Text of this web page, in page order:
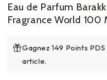
Eau de Parfum
Fragrance World 100
Gagnez 149 Points
article.